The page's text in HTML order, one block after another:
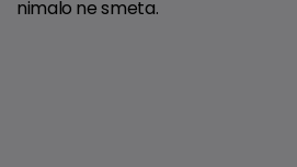
nimalo ne smeta.